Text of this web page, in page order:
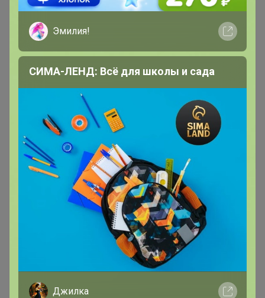
СКИДКА !
2 580р
Женские брючные костюмы
(костюмы с брюками) MIXAN
4046
Эмилия!
СИМА-ЛЕНД: Всё для школы и сада
Джилка